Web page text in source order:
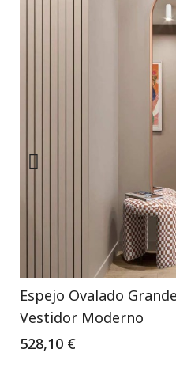
Espejo Ovalado
Vestidor Moderno
528,10 €